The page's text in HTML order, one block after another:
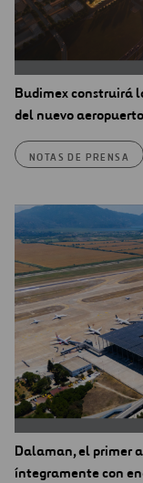
Budimex construirá
del nuevo
NOTAS DE PRENSA
Dalaman, el primer
íntegramente con